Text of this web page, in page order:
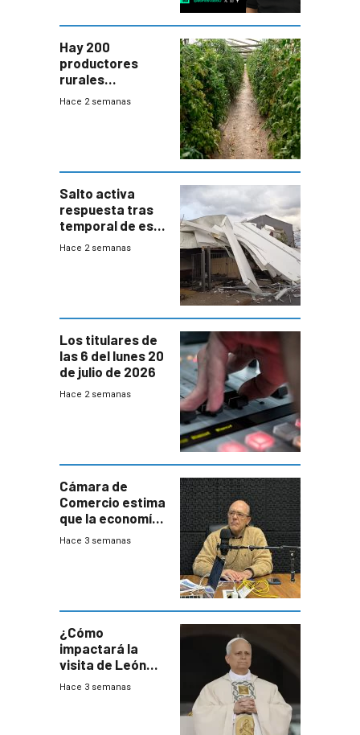
Hay 200
productores
rurales
afectados tras
Hace 2 semanas
Salto activa
respuesta tras
temporal de este
sábado con
Hace 2 semanas
Los titulares de
las 6 del lunes 20
de julio de 2026
Hace 2 semanas
Cámara de
Comercio estima
que la economía
crecerá 1,6%
Hace 3 semanas
¿Cómo
impactará la
visita de León
XIV a Uruguay?
Hace 3 semanas